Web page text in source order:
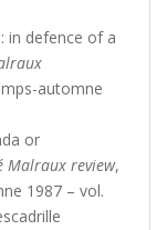
: in defence of a
automne
or
Malraux review,
1987 – vol.